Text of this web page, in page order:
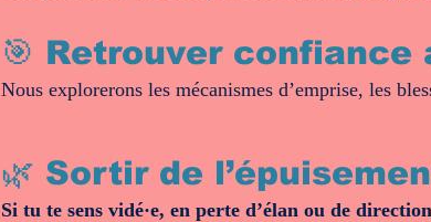
🎯 Retrouver
Nous explorerons les mécanismes d’emprise, les
🌿 Sortir de
Si tu te sens vidé·e, en perte d’élan ou de